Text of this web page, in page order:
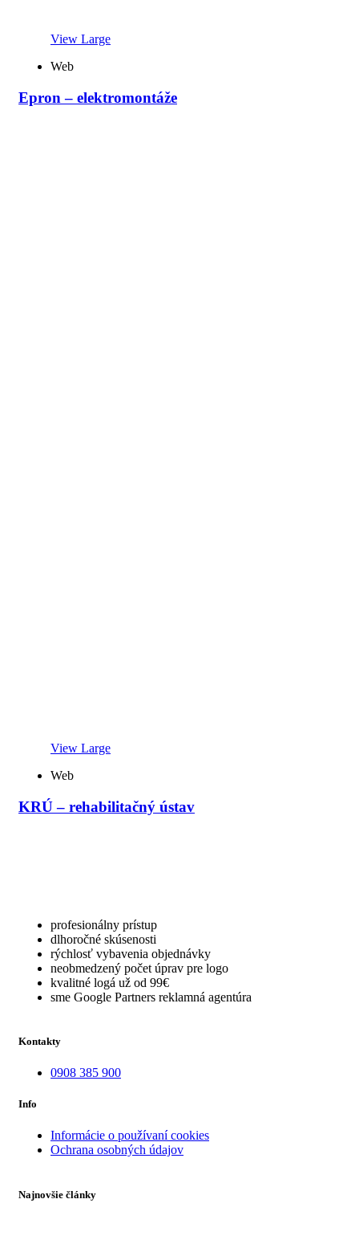
View Large
Web
Epron – elektromontáže
View Large
Web
KRÚ – rehabilitačný ústav
profesionálny prístup
dlhoročné skúsenosti
rýchlosť vybavenia objednávky
neobmedzený počet úprav pre logo
kvalitné logá už od 99€
sme Google Partners reklamná agentúra
Kontakty
0908 385 900
Info
Informácie o používaní cookies
Ochrana osobných údajov
Najnovšie články